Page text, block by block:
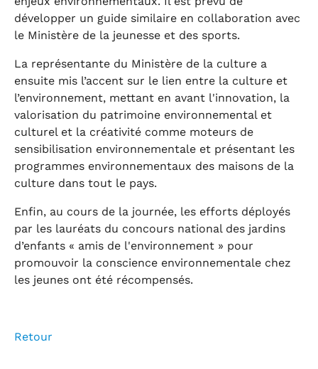
développer un guide similaire en collaboration avec
le Ministère de la jeunesse et des sports.
La représentante du Ministère de la culture a
ensuite mis l’accent sur le lien entre la culture et
l’environnement, mettant en avant l'innovation, la
valorisation du patrimoine environnemental et
culturel et la créativité comme moteurs de
sensibilisation environnementale et présentant les
programmes environnementaux des maisons de la
culture dans tout le pays.
Enfin, au cours de la journée, les efforts déployés
par les lauréats du concours national des jardins
d’enfants « amis de l'environnement » pour
promouvoir la conscience environnementale chez
les jeunes ont été récompensés.
Retour